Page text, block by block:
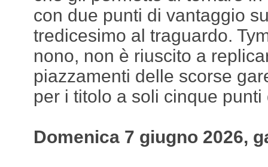
con due punti di vantaggio
tredicesimo al traguardo.
nono, non è riuscito a
piazzamenti delle scorse
per i titolo a soli cinque punti
Domenica 7 giugno 2026,